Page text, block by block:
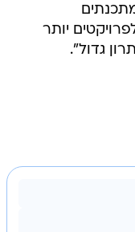
יותר
גדול".